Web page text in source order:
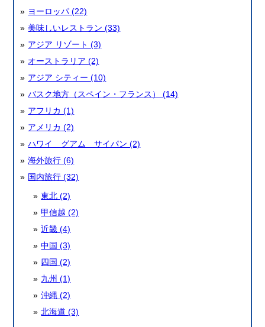
ヨーロッパ (22)
美味しいレストラン (33)
アジア リゾート (3)
オーストラリア (2)
アジア シティー (10)
バスク地方（スペイン・フランス） (14)
アフリカ (1)
アメリカ (2)
ハワイ グアム サイパン (2)
海外旅行 (6)
国内旅行 (32)
東北 (2)
甲信越 (2)
近畿 (4)
中国 (3)
四国 (2)
九州 (1)
沖縄 (2)
北海道 (3)